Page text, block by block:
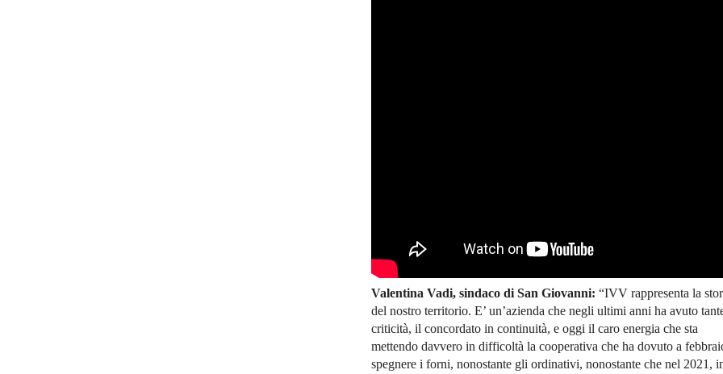
Valentina Vadi, sindaco di San Giovanni: “IVV rappresenta la
del nostro territorio. E’ un’azienda che negli ultimi anni ha avuto
criticità, il concordato in continuità, e oggi il caro energia che sta
mettendo davvero in difficoltà la cooperativa che ha dovuto a
spegnere i forni, nonostante gli ordinativi, nonostante che nel 2021,